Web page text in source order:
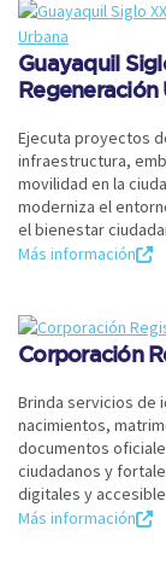
Guayaquil
Regeneración
Ejecuta proyectos
infraestructura,
movilidad en la
moderniza el
el bienestar
Más información
Corporación
Brinda servicios de
nacimientos,
documentos
ciudadanos y
digitales y
Más información